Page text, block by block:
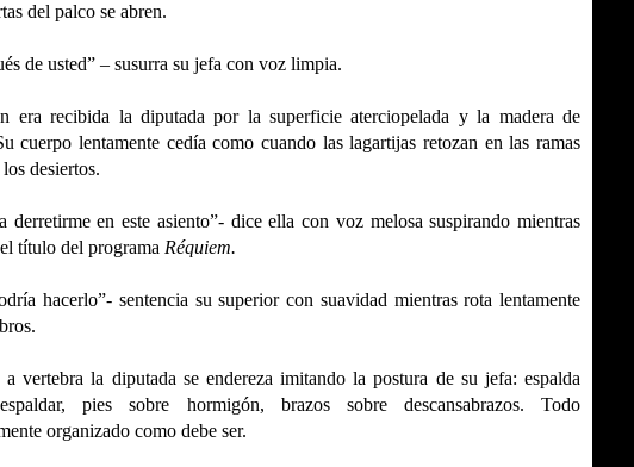
del palco se abren.
de usted” – susurra su jefa con voz limpia.
era recibida la diputada por la superficie aterciopelada y la madera de
cuerpo lentamente cedía como cuando las lagartijas retozan en las ramas
los desiertos.
derretirme en este asiento”- dice ella con voz melosa suspirando mientras
título del programa Réquiem.
hacerlo”- sentencia su superior con suavidad mientras rota lentamente
a vertebra la diputada se endereza imitando la postura de su jefa: espalda
pies sobre hormigón, brazos sobre descansabrazos. Todo
organizado como debe ser.